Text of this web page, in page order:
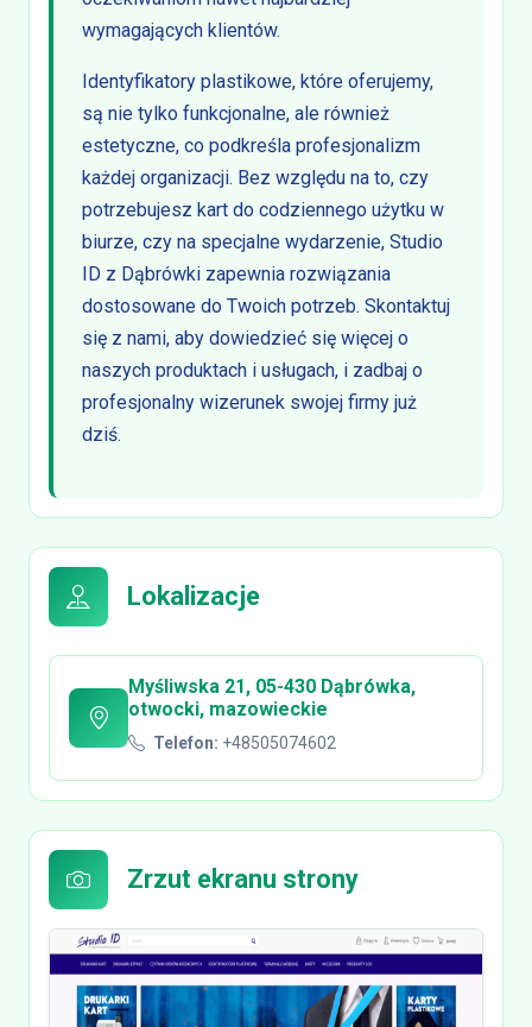
wymagających klientów.
Identyfikatory plastikowe, które oferujemy,
są nie tylko funkcjonalne, ale również
estetyczne, co podkreśla profesjonalizm
każdej organizacji. Bez względu na to, czy
potrzebujesz kart do codziennego użytku w
biurze, czy na specjalne wydarzenie, Studio
ID z Dąbrówki zapewnia rozwiązania
dostosowane do Twoich potrzeb. Skontaktuj
się z nami, aby dowiedzieć się więcej o
naszych produktach i usługach, i zadbaj o
profesjonalny wizerunek swojej firmy już
dziś.
Lokalizacje
Myśliwska 21, 05-430 Dąbrówka,
otwocki, mazowieckie
Telefon: +48505074602
Zrzut ekranu strony